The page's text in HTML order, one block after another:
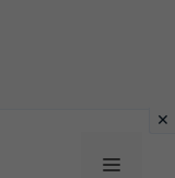
MENU